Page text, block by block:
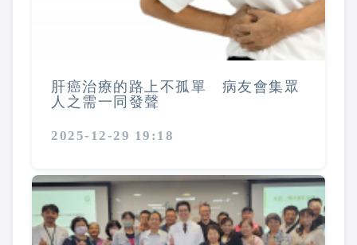
肝癌治療的路上不孤單 病友會集眾
人之需一同發聲
2025-12-29 19:18